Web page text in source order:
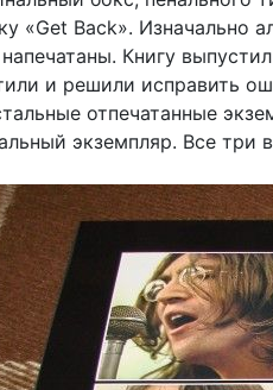
«Get Back». Изначально
Книгу
и решили исправить
отпечатанные
экземпляр. Все три